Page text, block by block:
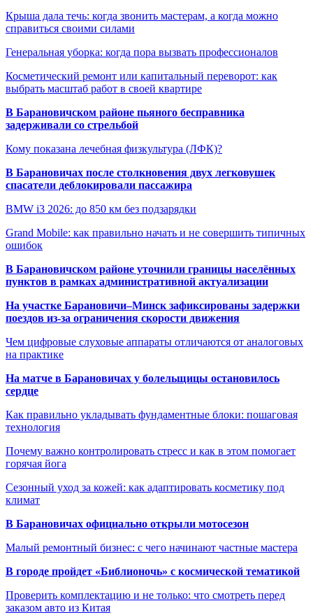
Крыша дала течь: когда звонить мастерам, а когда можно
справиться своими силами
Генеральная уборка: когда пора вызвать профессионалов
Косметический ремонт или капитальный переворот: как
выбрать масштаб работ в своей квартире
В Барановичском районе пьяного бесправника
задерживали со стрельбой
Кому показана лечебная физкультура (ЛФК)?
В Барановичах после столкновения двух легковушек
спасатели деблокировали пассажира
BMW i3 2026: до 850 км без подзарядки
Grand Mobile: как правильно начать и не совершить типичных
ошибок
В Барановичском районе уточнили границы населённых
пунктов в рамках административной актуализации
На участке Барановичи–Минск зафиксированы задержки
поездов из-за ограничения скорости движения
Чем цифровые слуховые аппараты отличаются от аналоговых
на практике
На матче в Барановичах у болельщицы остановилось
сердце
Как правильно укладывать фундаментные блоки: пошаговая
технология
Почему важно контролировать стресс и как в этом помогает
горячая йога
Сезонный уход за кожей: как адаптировать косметику под
климат
В Барановичах официально открыли мотосезон
Малый ремонтный бизнес: с чего начинают частные мастера
В городе пройдет «Библионочь» с космической тематикой
Проверить комплектацию и не только: что смотреть перед
заказом авто из Китая